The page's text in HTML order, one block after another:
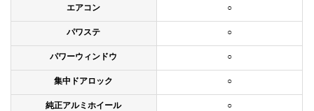
エアコン ○
パワステ ○
パワーウィンドウ ○
集中ドアロック ○
純正アルミホイール ○